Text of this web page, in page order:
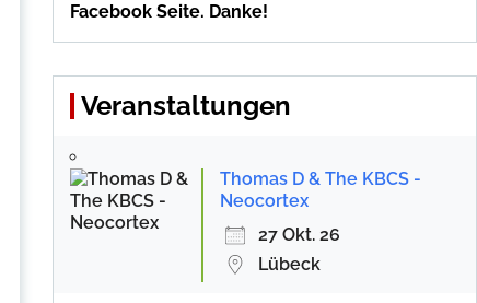
Facebook Seite. Danke!
Veranstaltungen
Thomas D & The KBCS -
Neocortex
27 Okt. 26
Lübeck